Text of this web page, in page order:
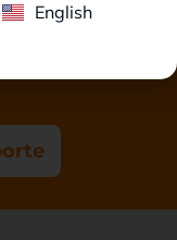
para asistirte!
English